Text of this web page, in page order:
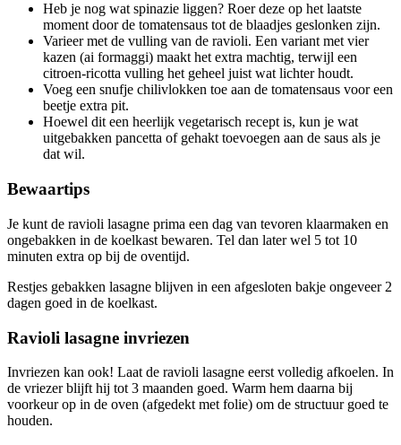
Heb je nog wat spinazie liggen? Roer deze op het laatste
moment door de tomatensaus tot de blaadjes geslonken zijn.
Varieer met de vulling van de ravioli. Een variant met vier
kazen (ai formaggi) maakt het extra machtig, terwijl een
citroen-ricotta vulling het geheel juist wat lichter houdt.
Voeg een snufje chilivlokken toe aan de tomatensaus voor een
beetje extra pit.
Hoewel dit een heerlijk vegetarisch recept is, kun je wat
uitgebakken pancetta of gehakt toevoegen aan de saus als je
dat wil.
Bewaartips
Je kunt de ravioli lasagne prima een dag van tevoren klaarmaken en
ongebakken in de koelkast bewaren. Tel dan later wel 5 tot 10
minuten extra op bij de oventijd.
Restjes gebakken lasagne blijven in een afgesloten bakje ongeveer 2
dagen goed in de koelkast.
Ravioli lasagne invriezen
Invriezen kan ook! Laat de ravioli lasagne eerst volledig afkoelen. In
de vriezer blijft hij tot 3 maanden goed. Warm hem daarna bij
voorkeur op in de oven (afgedekt met folie) om de structuur goed te
houden.